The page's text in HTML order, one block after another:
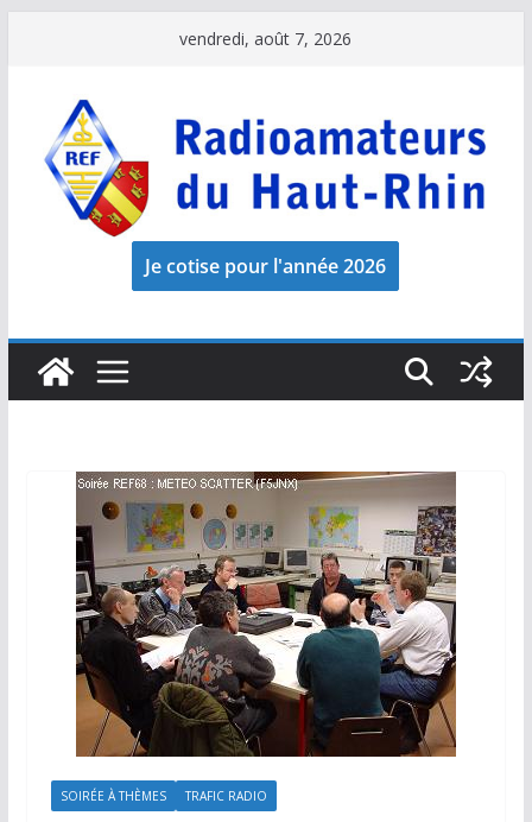
contenu
vendredi, août 7, 2026
SOIRÉE À THÈMES TRAFIC RADIO